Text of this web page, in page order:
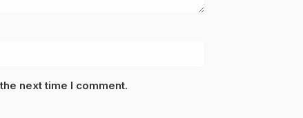
next time I comment.